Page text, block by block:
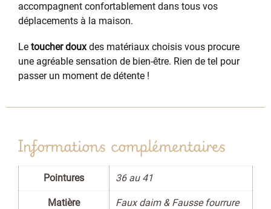
accompagnent confortablement dans tous vos
déplacements à la maison.
Le toucher douxdes matériaux choisis vous procure
une agréable sensation de bien-être. Rien de tel pour
passer un moment de détente !
Informations complémentaires
Pointures 36 au 41
Matière Faux daim & Fausse fourrure